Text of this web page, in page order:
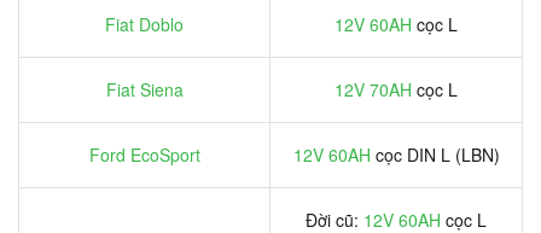
Fiat Doblo 12V 60AH cọc L
Fiat Siena 12V 70AH cọc L
Ford EcoSport 12V 60AH cọc DIN L (LBN)
Đời cũ: 12V 60AH cọc L